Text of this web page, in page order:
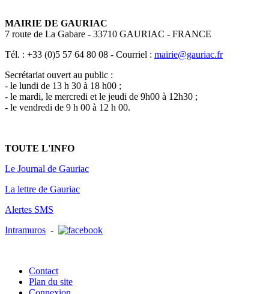
MAIRIE DE GAURIAC
7 route de La Gabare - 33710 GAURIAC - FRANCE
Tél. : +33 (0)5 57 64 80 08 - Courriel : mairie@gauriac.fr
Secrétariat ouvert au public :
- le lundi de 13 h 30 à 18 h00 ;
- le mardi, le mercredi et le jeudi de 9h00 à 12h30 ;
- le vendredi de 9 h 00 à 12 h 00.
TOUTE L'INFO
Le Journal de Gauriac
La lettre de Gauriac
Alertes SMS
Intramuros -
Contact
Plan du site